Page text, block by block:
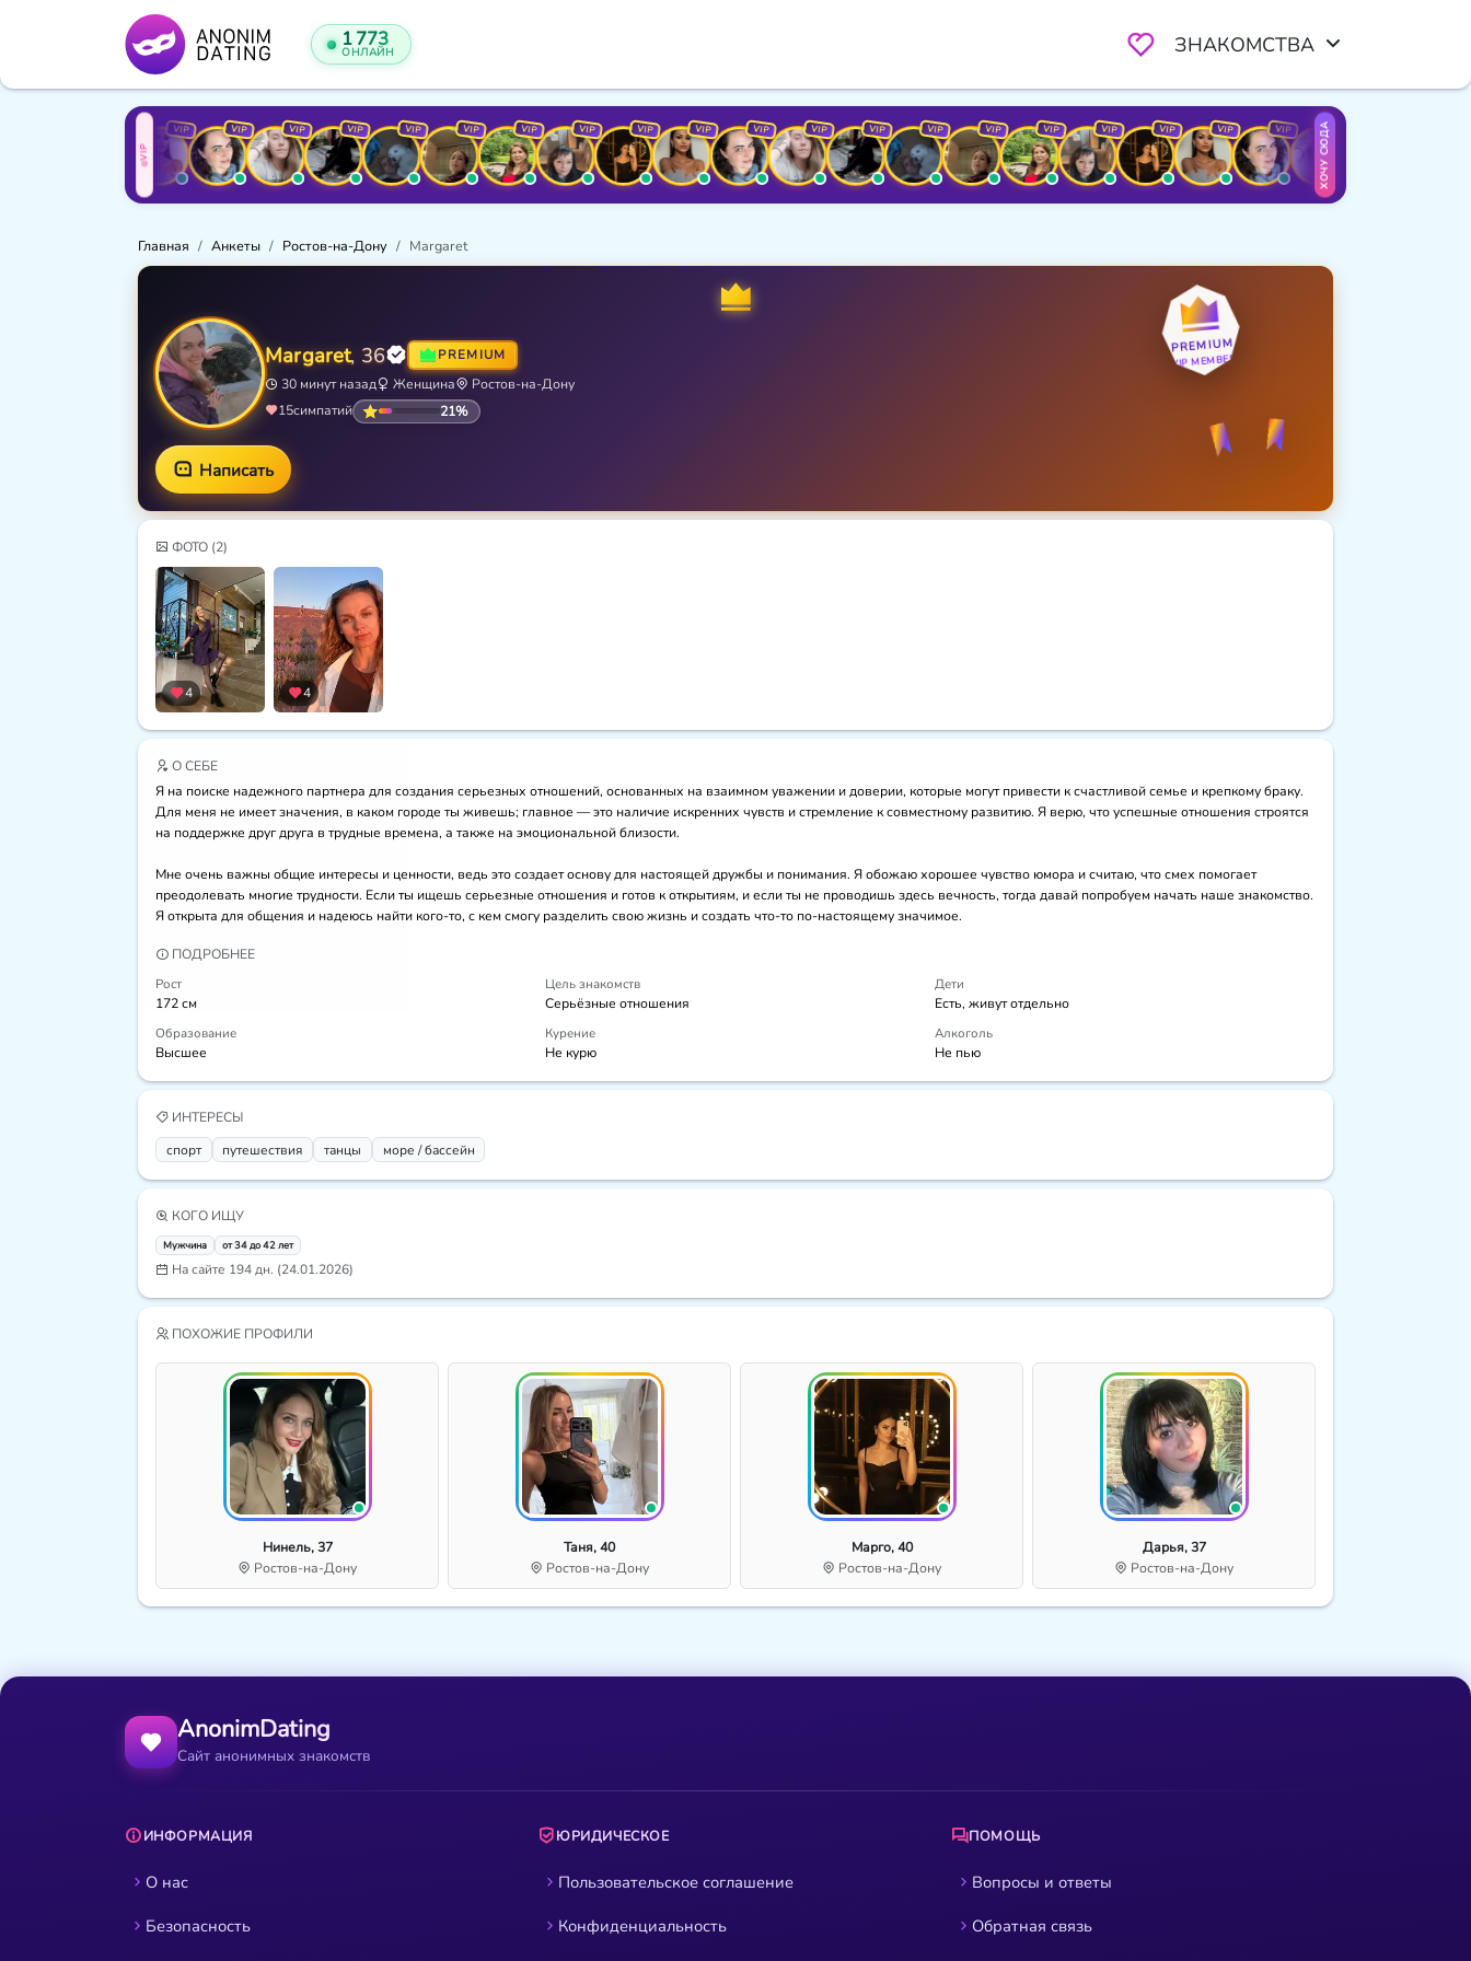
1 773
ОНЛАЙН ЗНАКОМСТВА
VIP
VIP VIP VIP VIP VIP VIP VIP VIP VIP VIP VIP VIP VIP VIP VIP VIP VIP VIP VIP VIP ХОЧУ СЮДА
Главная Анкеты Ростов-на-Дону Margaret
PREMIUM
VIP MEMBER
Margaret, 36
PREMIUM
30 минут назад
Женщина
Ростов-на-Дону
15симпатий 21%
Написать
ФОТО (2)
4 4
О СЕБЕ
Я на поиске надежного партнера для создания серьезных отношений, основанных на взаимном уважении и доверии, которые могут привести к счастливой семье и крепкому браку.
Для меня не имеет значения, в каком городе ты живешь; главное — это наличие искренних чувств и стремление к совместному развитию. Я верю, что успешные отношения строятся
на поддержке друг друга в трудные времена, а также на эмоциональной близости.
Мне очень важны общие интересы и ценности, ведь это создает основу для настоящей дружбы и понимания. Я обожаю хорошее чувство юмора и считаю, что смех помогает
преодолевать многие трудности. Если ты ищешь серьезные отношения и готов к открытиям, и если ты не проводишь здесь вечность, тогда давай попробуем начать наше знакомство.
Я открыта для общения и надеюсь найти кого-то, с кем смогу разделить свою жизнь и создать что-то по-настоящему значимое.
ПОДРОБНЕЕ
Рост
172 см
Цель знакомств
Серьёзные отношения
Дети
Есть, живут отдельно
Образование
Высшее
Курение
Не курю
Алкоголь
Не пью
ИНТЕРЕСЫ
спорт
путешествия танцы море / бассейн
КОГО ИЩУ
Мужчина от 34 до 42 лет
На сайте 194 дн. (24.01.2026)
ПОХОЖИЕ ПРОФИЛИ
Нинель, 37
Ростов-на-Дону
Таня, 40
Ростов-на-Дону
Марго, 40
Ростов-на-Дону
Дарья, 37
Ростов-на-Дону
AnonimDating
Сайт анонимных знакомств
ИНФОРМАЦИЯ
О нас
Безопасность
ЮРИДИЧЕСКОЕ
Пользовательское соглашение
Конфиденциальность
ПОМОЩЬ
Вопросы и ответы
Обратная связь